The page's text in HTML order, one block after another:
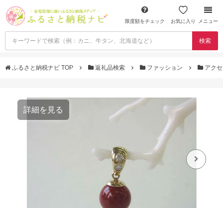
限度額をチェック お気に入り メニュー
検索
ふるさと納税ナビ TOP 返礼品検索 ファッション アク
詳細を見る